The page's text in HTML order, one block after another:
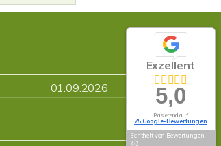
01.09.2026
Exzellent
5,0
Basierend auf
75 Google-Bewertungen
Echtheit von Bewertungen